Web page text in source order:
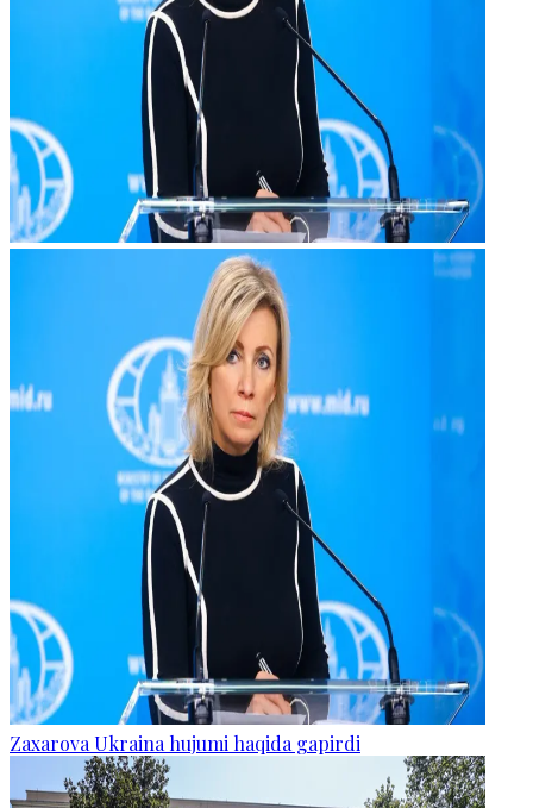
Zaxarova Ukraina hujumi haqida gapirdi